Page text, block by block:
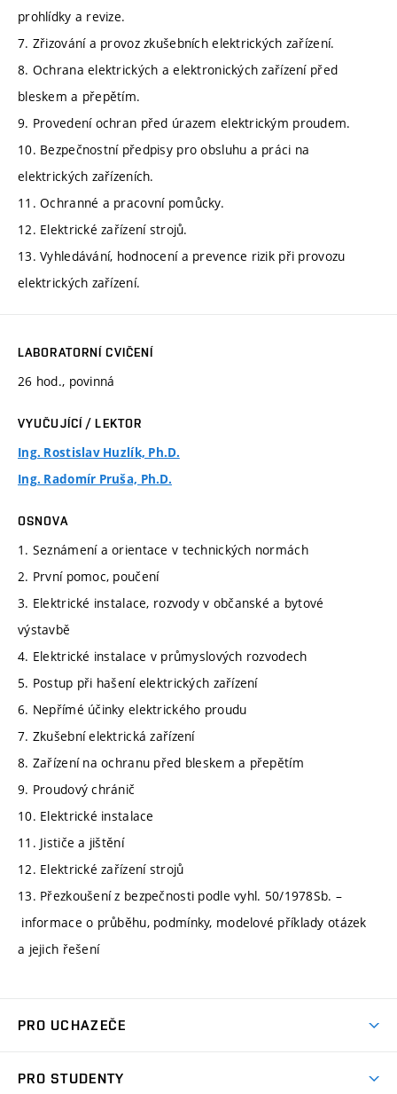
prohlídky a revize.
7. Zřizování a provoz zkušebních elektrických zařízení.
8. Ochrana elektrických a elektronických zařízení před
bleskem a přepětím.
9. Provedení ochran před úrazem elektrickým proudem.
10. Bezpečnostní předpisy pro obsluhu a práci na
elektrických zařízeních.
11. Ochranné a pracovní pomůcky.
12. Elektrické zařízení strojů.
13. Vyhledávání, hodnocení a prevence rizik při provozu
elektrických zařízení.
LABORATORNÍ CVIČENÍ
26 hod., povinná
VYUČUJÍCÍ / LEKTOR
Ing. Rostislav Huzlík, Ph.D.
Ing. Radomír Pruša, Ph.D.
OSNOVA
1. Seznámení a orientace v technických normách
2. První pomoc, poučení
3. Elektrické instalace, rozvody v občanské a bytové
výstavbě
4. Elektrické instalace v průmyslových rozvodech
5. Postup při hašení elektrických zařízení
6. Nepřímé účinky elektrického proudu
7. Zkušební elektrická zařízení
8. Zařízení na ochranu před bleskem a přepětím
9. Proudový chránič
10. Elektrické instalace
11. Jističe a jištění
12. Elektrické zařízení strojů
13. Přezkoušení z bezpečnosti podle vyhl. 50/1978Sb. –
informace o průběhu, podmínky, modelové příklady otázek
a jejich řešení
PRO UCHAZEČE
PRO STUDENTY